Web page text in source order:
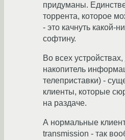
придуманы.
торрента, которое
- это качнуть какой-
софтину.
Во всех
накопитель
телеприставки) -
клиенты, которые
на раздаче.
А нормальные
transmission - так